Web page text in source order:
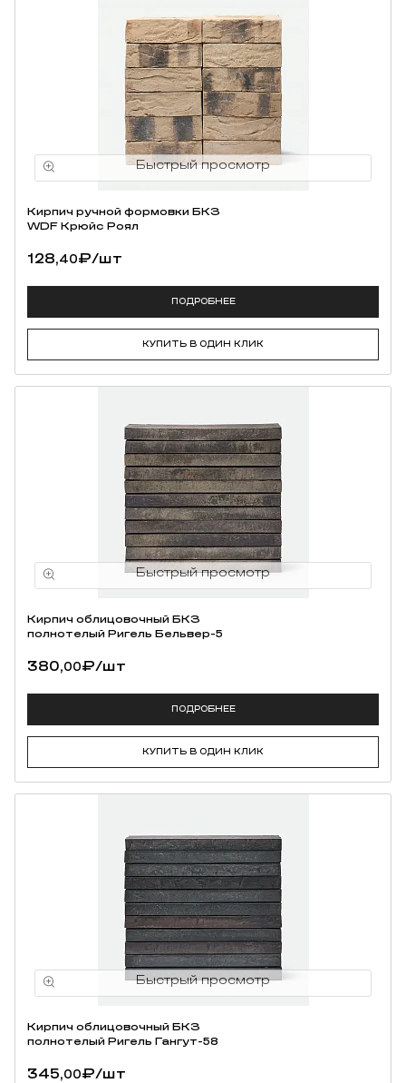
Кирпич ручной формовки БКЗ
WDF Крюйс Роял
128,40₽/шт
ПОДРОБНЕЕ
КУПИТЬ В ОДИН КЛИК
Кирпич облицовочный БКЗ
полнотелый Ригель Бельвер-5
380,00₽/шт
ПОДРОБНЕЕ
КУПИТЬ В ОДИН КЛИК
Кирпич облицовочный БКЗ
полнотелый Ригель Гангут-58
345,00₽/шт